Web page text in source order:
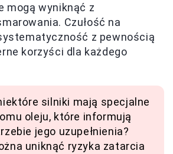
mogą wyniknąć z
Czułość na
z pewnością
korzyści dla każdego
silniki mają specjalne
oleju, które informują
jego uzupełnienia?
uniknąć ryzyka zatarcia